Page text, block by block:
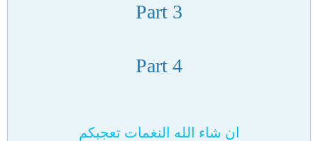
Part 3
Part 4
ان شاء الله النغمات تعجبكم